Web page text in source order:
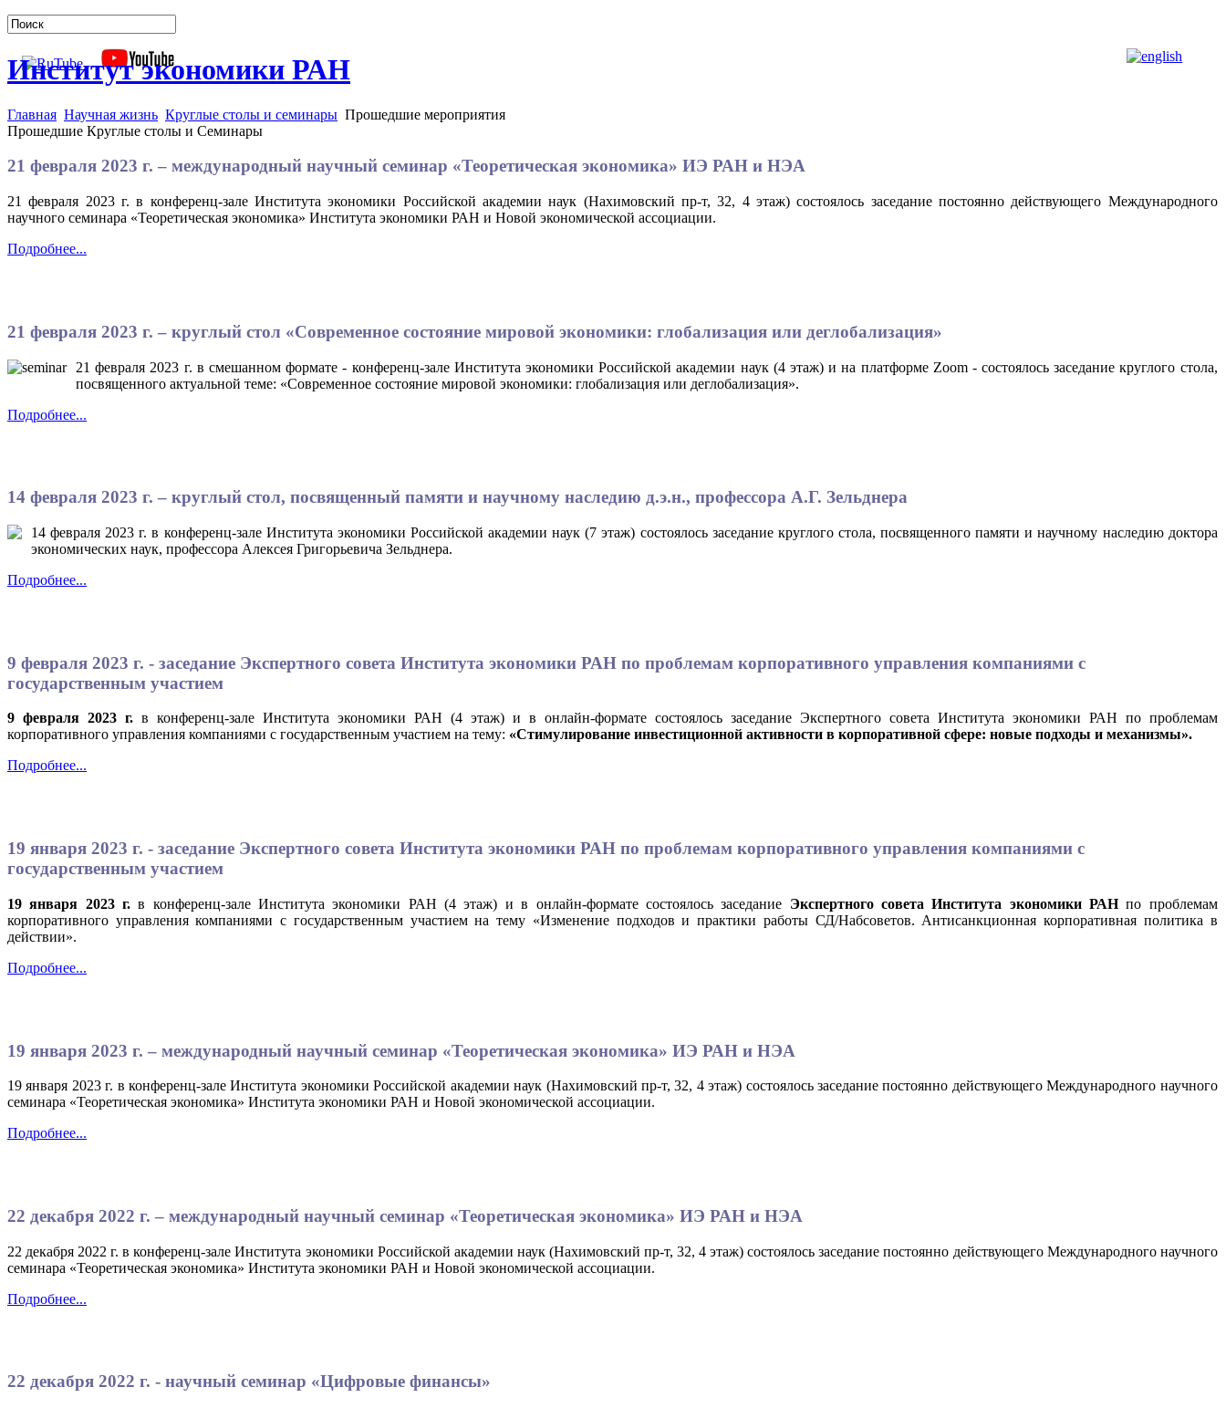
Институт экономики РАН
Главная Научная жизнь Круглые столы и семинары Прошедшие мероприятия
Прошедшие Круглые столы и Семинары
21 февраля 2023 г. – международный научный семинар «Теоретическая экономика» ИЭ РАН и НЭА
21 февраля 2023 г. в конференц-зале Института экономики Российской академии наук (Нахимовский пр-т, 32, 4 этаж) состоялось заседание постоянно действующего Международного
научного семинара «Теоретическая экономика» Института экономики РАН и Новой экономической ассоциации.
Подробнее...
21 февраля 2023 г. – круглый стол «Современное состояние мировой экономики: глобализация или деглобализация»
21 февраля 2023 г. в смешанном формате - конференц-зале Института экономики Российской академии наук (4 этаж) и на платформе Zoom - состоялось заседание круглого стола,
посвященного актуальной теме: «Современное состояние мировой экономики: глобализация или деглобализация».
Подробнее...
14 февраля 2023 г. – круглый стол, посвященный памяти и научному наследию д.э.н., профессора А.Г. Зельднера
14 февраля 2023 г. в конференц-зале Института экономики Российской академии наук (7 этаж) состоялось заседание круглого стола, посвященного памяти и научному наследию доктора
экономических наук, профессора Алексея Григорьевича Зельднера.
Подробнее...
9 февраля 2023 г. - заседание Экспертного совета Института экономики РАН по проблемам корпоративного управления компаниями с
государственным участием
9 февраля 2023 г. в конференц-зале Института экономики РАН (4 этаж) и в онлайн-формате состоялось заседание Экспертного совета Института экономики РАН по проблемам
корпоративного управления компаниями с государственным участием на тему: «Стимулирование инвестиционной активности в корпоративной сфере: новые подходы и механизмы».
Подробнее...
19 января 2023 г. - заседание Экспертного совета Института экономики РАН по проблемам корпоративного управления компаниями с
государственным участием
19 января 2023 г.в конференц-зале Института экономики РАН (4 этаж) и в онлайн-формате состоялось заседание Экспертного совета Института экономики РАНпо проблемам
корпоративного управления компаниями с государственным участием на тему «Изменение подходов и практики работы СД/Набсоветов. Антисанкционная корпоративная политика в
действии».
Подробнее...
19 января 2023 г. – международный научный семинар «Теоретическая экономика» ИЭ РАН и НЭА
19 января 2023 г. в конференц-зале Института экономики Российской академии наук (Нахимовский пр-т, 32, 4 этаж) состоялось заседание постоянно действующего Международного научного
семинара «Теоретическая экономика» Института экономики РАН и Новой экономической ассоциации.
Подробнее...
22 декабря 2022 г. – международный научный семинар «Теоретическая экономика» ИЭ РАН и НЭА
22 декабря 2022 г. в конференц-зале Института экономики Российской академии наук (Нахимовский пр-т, 32, 4 этаж) состоялось заседание постоянно действующего Международного научного
семинара «Теоретическая экономика» Института экономики РАН и Новой экономической ассоциации.
Подробнее...
22 декабря 2022 г. - научный семинар «Цифровые финансы»